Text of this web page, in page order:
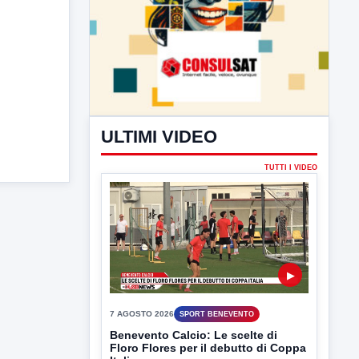
ULTIMI VIDEO
▶
7 AGOSTO 2026 SPORT BENEVENTO
Benevento Calcio: Le scelte di
Floro Flores per il debutto di Coppa
Italia
Il Benevento è pronto al debutto di Coppa
Italia. Scelte...